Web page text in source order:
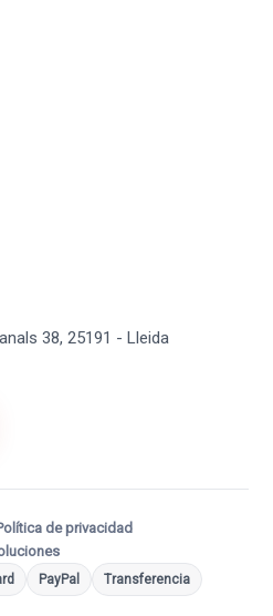
38, 25191 - Lleida
de privacidad
PayPal Transferencia